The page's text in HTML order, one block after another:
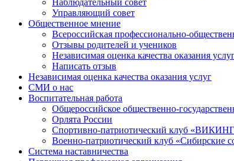
Наблюдательный совет
Управляющий совет
Общественное мнение
Всероссийская профессионально-
Отзывы родителей и учеников
Независимая оценка качества оказания
Написать отзыв
Независимая оценка качества оказания услуг
СМИ о нас
Воспитательная работа
Общероссийское общественно-
Орлята России
Спортивно-патриотический клуб
Военно-патриотический клуб «Сибирские
Система наставничества